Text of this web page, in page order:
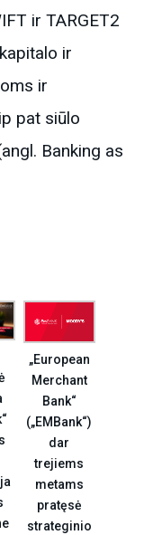
ir TARGET2
ir
ir
pat siūlo
Banking as
„European
Merchant
Bank“
(„EMBank“)
dar
trejiems
metams
pratęsė
strateginio